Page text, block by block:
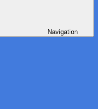
Navigation